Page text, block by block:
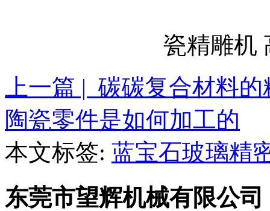
瓷精雕机
上一篇 | 碳碳复合材料
陶瓷零件是如何加工的
本文标签: 蓝宝石玻璃精
东莞市望辉机械有限公司